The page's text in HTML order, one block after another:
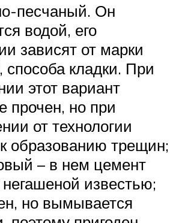
песчаный. Он
водой, его
зависят от марки
способа кладки. При
этот вариант
прочен, но при
от технологии
образованию трещин;
– в нем цемент
известью;
но вымывается